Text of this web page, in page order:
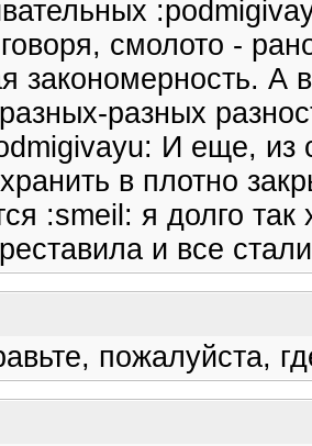
смолото -
закономерность. А
разных
И еще, из
в плотно
:smeil: я долго
и все
пожалуйста,